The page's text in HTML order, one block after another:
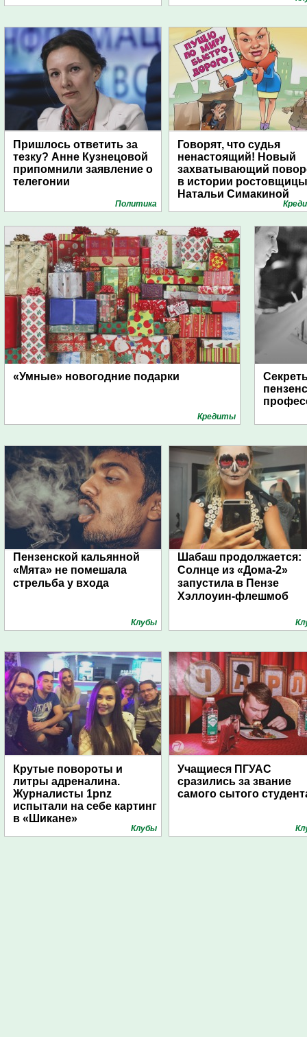
Пришлось ответить за
тезку? Анне Кузнецовой
припомнили заявление о
телегонии
Политика
Говорят, что судья
ненастоящий! Новый
захватывающий
в истории ростовщицы
Натальи Симакиной
«Умные» новогодние подарки
Кредиты
Пензенской кальянной
«Мята» не помешала
стрельба у входа
Клубы
Шабаш продолжается:
Солнце из «Дома-2»
запустила в Пензе
Хэллоуин-флешмоб
Крутые повороты и
литры адреналина.
Журналисты 1pnz
испытали на себе картинг
в «Шикане»
Клубы
Учащиеся ПГУАС
сразились за звание
самого сытого